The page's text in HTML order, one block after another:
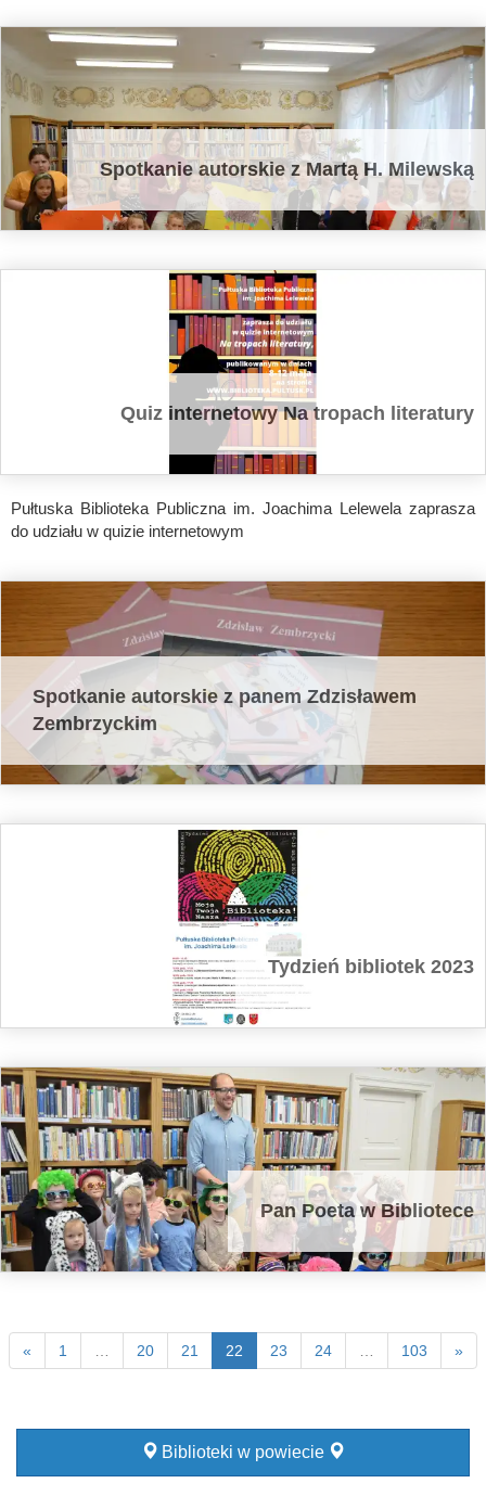
Spotkanie autorskie z Martą H. Milewską
Quiz internetowy Na tropach literatury
Pułtuska Biblioteka Publiczna im. Joachima Lelewela zaprasza
do udziału w quizie internetowym
Spotkanie autorskie z panem Zdzisławem
Zembrzyckim
Tydzień bibliotek 2023
Pan Poeta w Bibliotece
« 1 20 21 22 23 24 103 »
Biblioteki w powiecie